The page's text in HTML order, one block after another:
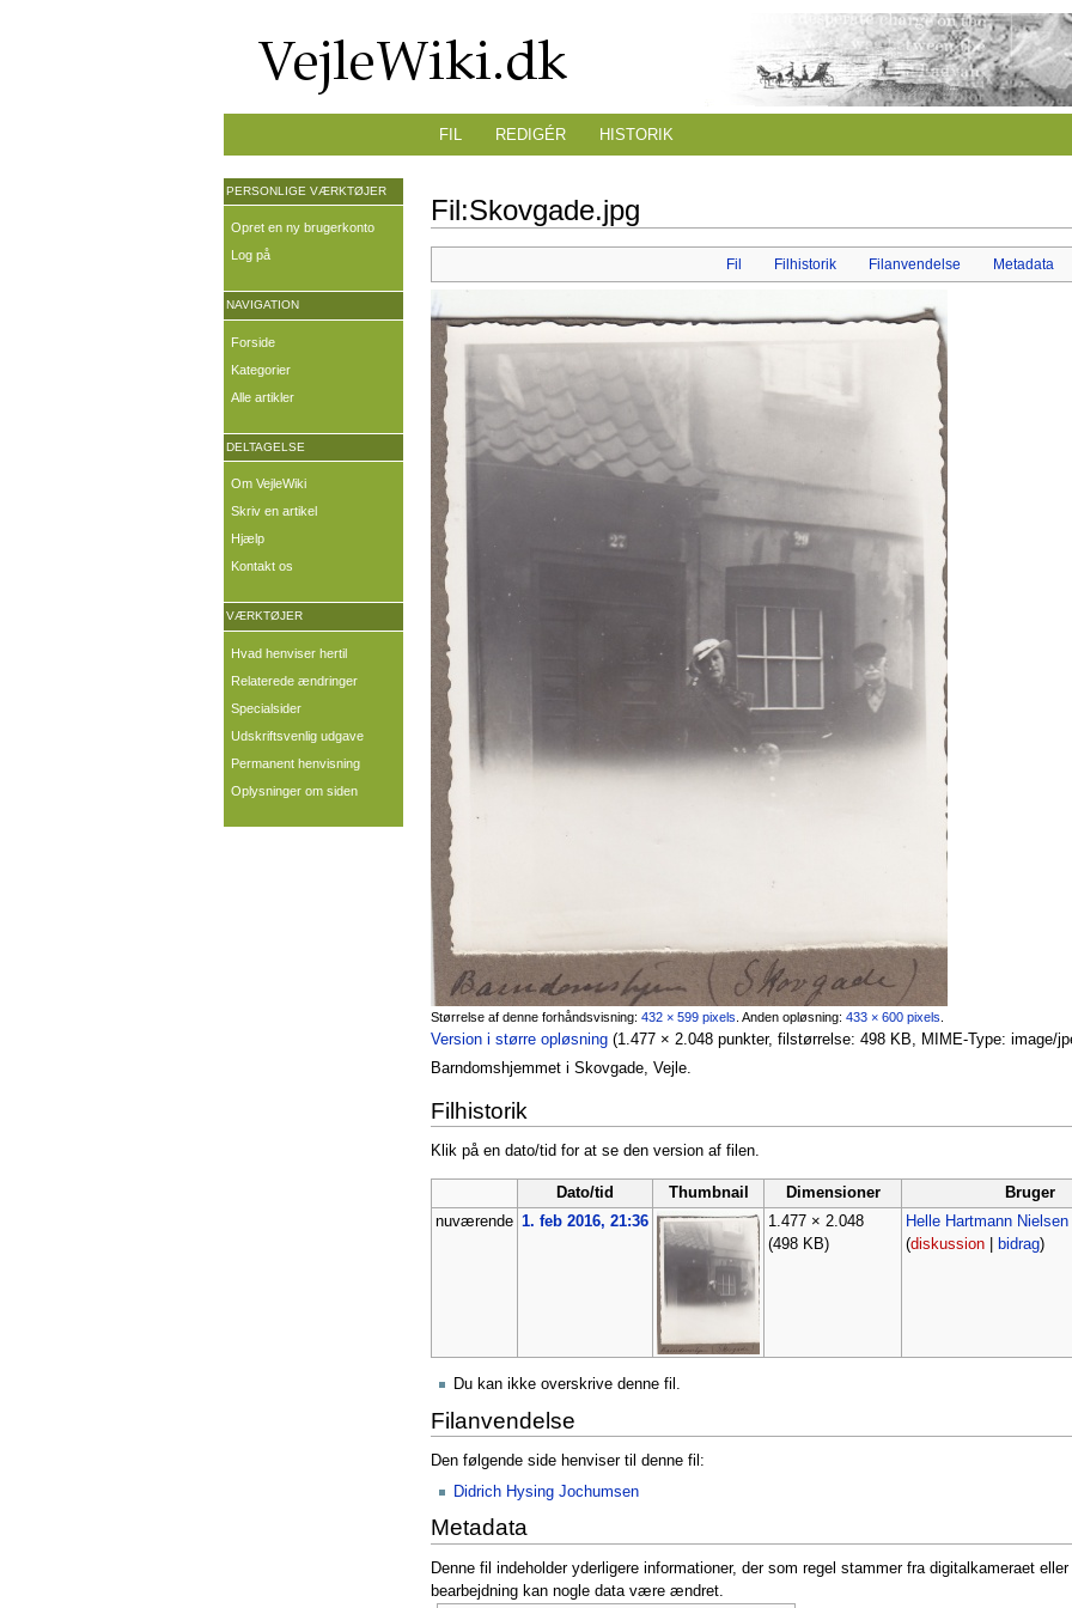
Fil:Skovgade.jpg
Fil Filhistorik Filanvendelse Metadata
Størrelse af denne forhåndsvisning: 432 × 599 pixels Anden opløsning: 433 × 600 pixels
Version i større opløsning (1.477 × 2.048 punkter, filstørrelse: 498 KB, MIME-Type: image/
Barndomshjemmet i Skovgade, Vejle.
Filhistorik
Klik på en dato/tid for at se den version af filen.
Dato/tid Thumbnail Dimensioner
Bruger
nuværende 1. feb 2016, 21:36
1.477 × 2.048
(498 KB)
Helle Hartmann Nielsen
(diskussion| bidrag)
Du kan ikke overskrive denne fil.
Filanvendelse
Den følgende side henviser til denne fil:
Didrich Hysing Jochumsen
Metadata
Denne fil indeholder yderligere informationer, der som regel stammer fra digitalkameraet
bearbejdning kan nogle data være ændret.
FIL REDIGÉR HISTORIK
PERSONLIGE VÆRKTØJER
Opret en ny brugerkonto
Log på
NAVIGATION
Forside
Kategorier
Alle artikler
DELTAGELSE
Om VejleWiki
Skriv en artikel
Hjælp
Kontakt os
VÆRKTØJER
Hvad henviser hertil
Relaterede ændringer
Specialsider
Udskriftsvenlig udgave
Permanent henvisning
Oplysninger om siden